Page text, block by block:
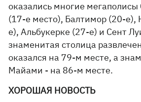
оказались многие
(17-е место), Балтимор (20-
е), Альбукерке (27-е) и Сент
знаменитая столица
оказался на 79-м месте, а
Майами - на 86-м месте.
ХОРОШАЯ НОВОСТЬ